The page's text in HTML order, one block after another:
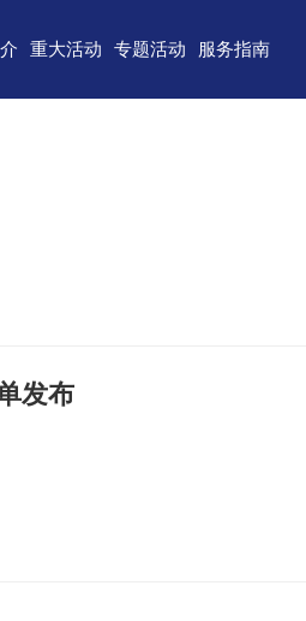
岛
城
重大活动 专题活动
重点区域招商
服务指南
政务服务
发布